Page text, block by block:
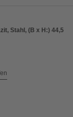
Stahl, (B x H:) 44,5